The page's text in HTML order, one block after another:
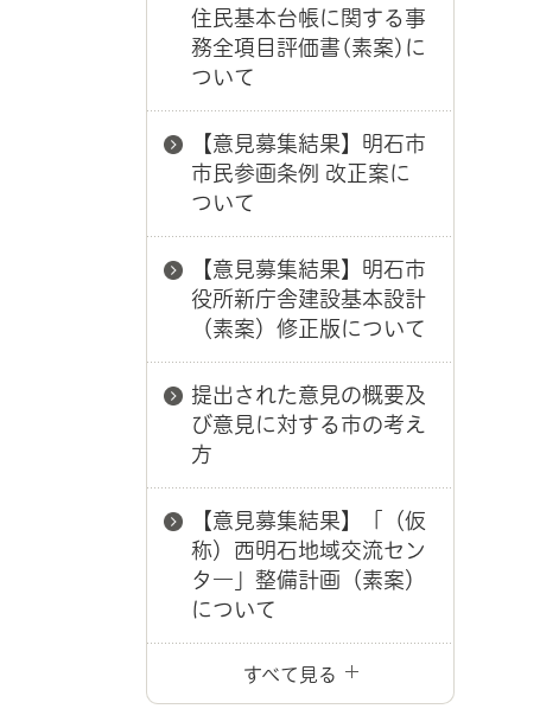
住民基本台帳に関する事
務全項目評価書(素案)に
ついて
【意見募集結果】明石市
市民参画条例 改正案に
ついて
【意見募集結果】明石市
役所新庁舎建設基本設計
（素案）修正版について
提出された意見の概要及
び意見に対する市の考え
方
【意見募集結果】「（仮
称）西明石地域交流セン
タ―」整備計画（素案）
について
すべて見る